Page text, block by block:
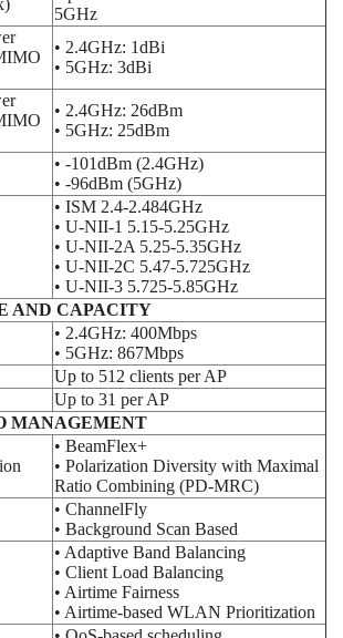
5GHz
• 2.4GHz: 1dBi
• 5GHz: 3dBi
• 2.4GHz: 26dBm
• 5GHz: 25dBm
• -101dBm (2.4GHz)
• -96dBm (5GHz)
• ISM 2.4-2.484GHz
• U-NII-1 5.15-5.25GHz
• U-NII-2A 5.25-5.35GHz
• U-NII-2C 5.47-5.725GHz
• U-NII-3 5.725-5.85GHz
AND CAPACITY
• 2.4GHz: 400Mbps
• 5GHz: 867Mbps
Up to 512 clients per AP
Up to 31 per AP
MANAGEMENT
• BeamFlex+
• Polarization Diversity with Maximal
Ratio Combining (PD-MRC)
• ChannelFly
• Background Scan Based
• Adaptive Band Balancing
• Client Load Balancing
• Airtime Fairness
• Airtime-based WLAN Prioritization